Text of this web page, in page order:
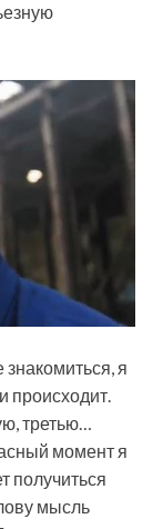
я
происходит.
третью…
момент я
получиться
мысль